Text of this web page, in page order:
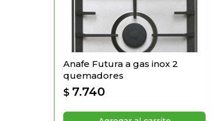
Anafe Futura a gas inox 2
quemadores
$ 7.740